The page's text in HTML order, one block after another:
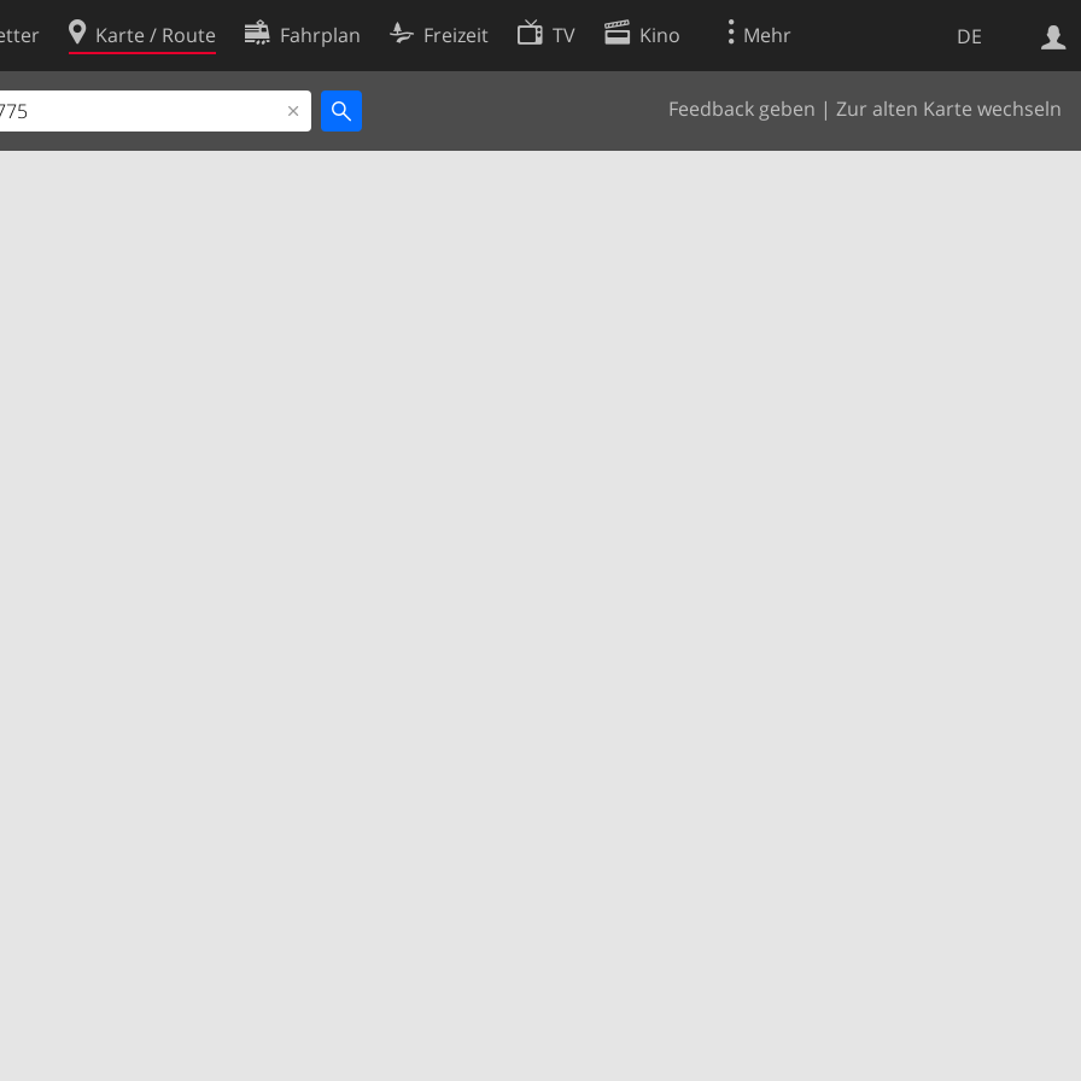
DE
Karte / Route Fahrplan Freizeit TV Kino Mehr
Feedback geben | Zur alten Karte wechseln
Websuche
Cookie-Richtlinie
Cookie-Einstellungen